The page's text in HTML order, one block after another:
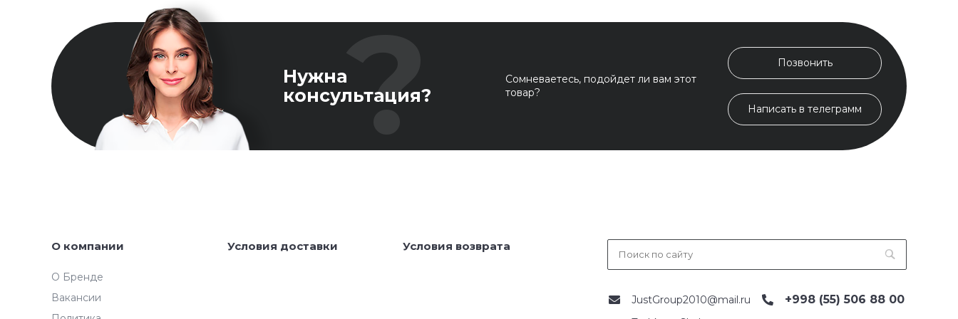
Нужна
консультация?
Сомневаетесь, подойдет ли вам этот
товар?
Позвонить
Написать в телеграмм
О компании
О Бренде
Вакансии
Условия доставки Условия возврата
JustGroup2010@mail.ru +998 (55) 506 88 00